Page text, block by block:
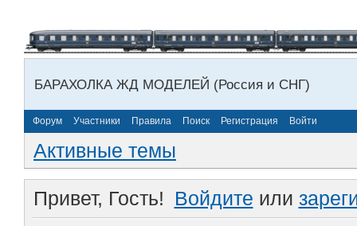
БАРАХОЛКА ЖД МОДЕЛЕЙ (Россия и СНГ)
Форум Участники Правила Поиск Регистрация Войти
Активные темы
Привет, Гость! Войдите или